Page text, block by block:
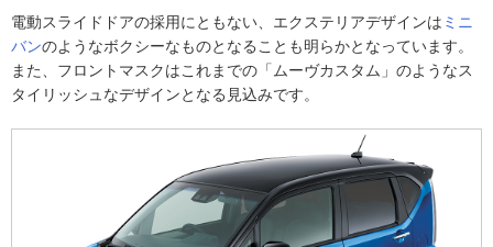
電動スライドドアの採用にともない、エクステリアデザインは ミニ
バンのようなボクシーなものとなることも明らかとなっています。
また、フロントマスクはこれまでの「ムーヴカスタム」のようなス
タイリッシュなデザインとなる見込みです。